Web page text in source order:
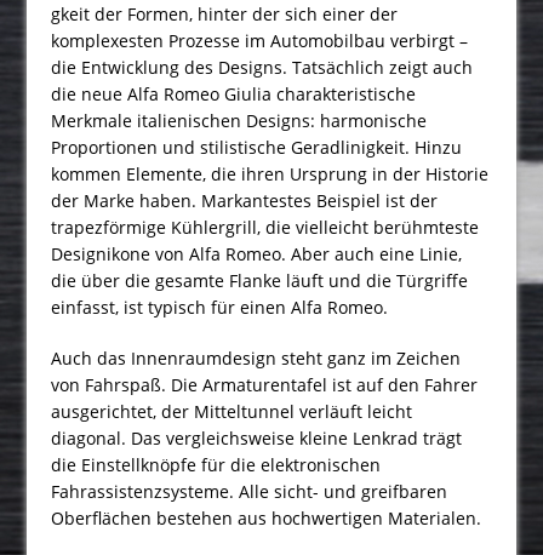
gkeit der Formen, hinter der sich einer der
komplexesten Prozesse im Automobilbau verbirgt –
die Entwicklung des Designs. Tatsächlich zeigt auch
die neue Alfa Romeo Giulia charakteristische
Merkmale italienischen Designs: harmonische
Proportionen und stilistische Geradlinigkeit. Hinzu
kommen Elemente, die ihren Ursprung in der Historie
der Marke haben. Markantestes Beispiel ist der
trapezförmige Kühlergrill, die vielleicht berühmteste
Designikone von Alfa Romeo. Aber auch eine Linie,
die über die gesamte Flanke läuft und die Türgriffe
einfasst, ist typisch für einen Alfa Romeo.
Auch das Innenraumdesign steht ganz im Zeichen
von Fahrspaß. Die Armaturentafel ist auf den Fahrer
ausgerichtet, der Mitteltunnel verläuft leicht
diagonal. Das vergleichsweise kleine Lenkrad trägt
die Ein­stellknöpfe für die elektronischen
Fahrassistenzsysteme. Alle sicht- und greifbaren
Oberflächen bestehen aus hochwertigen Materialen.